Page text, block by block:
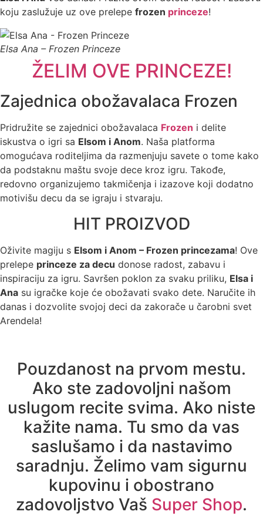
koju zaslužuje uz ove prelepe frozen princeze!
Elsa Ana – Frozen Princeze
ŽELIM OVE PRINCEZE!
Zajednica obožavalaca Frozen
Pridružite se zajednici obožavalaca Frozen i delite
iskustva o igri sa Elsom i Anom. Naša platforma
omogućava roditeljima da razmenjuju savete o tome kako
da podstaknu maštu svoje dece kroz igru. Takođe,
redovno organizujemo takmičenja i izazove koji dodatno
motivišu decu da se igraju i stvaraju.
HIT PROIZVOD
Oživite magiju s Elsom i Anom – Frozen princezama! Ove
prelepe princeze za decu donose radost, zabavu i
inspiraciju za igru. Savršen poklon za svaku priliku, Elsa i
Ana su igračke koje će obožavati svako dete. Naručite ih
danas i dozvolite svojoj deci da zakorače u čarobni svet
Arendela!
Pouzdanost na prvom mestu.
Ako ste zadovoljni našom
uslugom recite svima. Ako niste
kažite nama. Tu smo da vas
saslušamo i da nastavimo
saradnju. Želimo vam sigurnu
kupovinu i obostrano
zadovoljstvo Vaš Super Shop.